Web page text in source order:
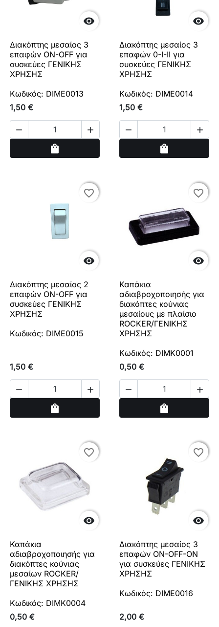

Διακόπτης μεσαίος 3
επαφών ON-OFF για
συσκεύες ΓΕΝΙΚΗΣ
ΧΡΗΣΗΣ
Κωδικός: DIME0013
1,50 €
 
shopping_bag

Διακόπτης μεσαίος 3
επαφών 0-I-II για
συσκεύες ΓΕΝΙΚΗΣ
ΧΡΗΣΗΣ
Κωδικός: DIME0014
1,50 €
 
shopping_bag

favorite_border
favorite_border
Διακόπτης μεσαίος 2
επαφών ON-OFF για
συσκεύες ΓΕΝΙΚΗΣ
ΧΡΗΣΗΣ
Κωδικός: DIME0015
1,50 €
 
shopping_bag

favorite_border
favorite_border
Καπάκια
αδιαβροχοποιησής για
διακόπτες κούνιας
μεσαίους με πλαίσιο
ROCKER/ΓΕΝΙΚΗΣ
ΧΡΗΣΗΣ
Κωδικός: DIMK0001
0,50 €
 
shopping_bag

favorite_border
favorite_border
Καπάκια
αδιαβροχοποιησής για
διακόπτες κούνιας
μεσαίων ROCKER/
ΓΕΝΙΚΗΣ ΧΡΗΣΗΣ
Κωδικός: DIMK0004
0,50 €

favorite_border
favorite_border
Διακόπτης μεσαίος 3
επαφών ON-OFF-ON
για συσκεύες ΓΕΝΙΚΗΣ
ΧΡΗΣΗΣ
Κωδικός: DIME0016
2,00 €